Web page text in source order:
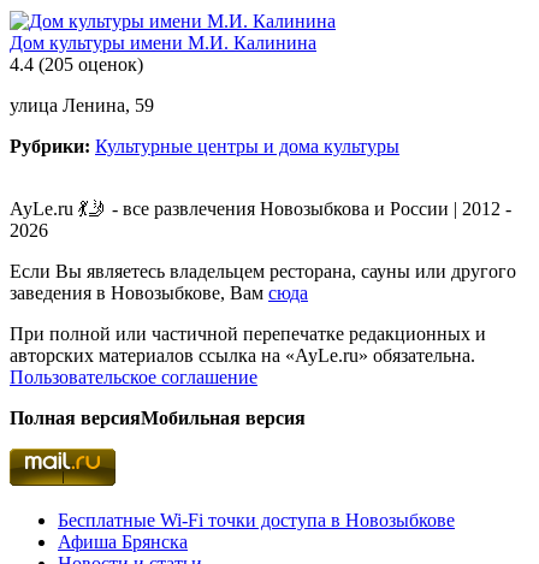
Дом культуры имени М.И. Калинина
4.4 (205 оценок)
улица Ленина, 59
Рубрики: Культурные центры и дома культуры
AyLe.ru 💃🤳 - все развлечения Новозыбкова и России | 2012 -
2026
Если Вы являетесь владельцем ресторана, сауны или другого
заведения в Новозыбкове, Вам сюда
При полной или частичной перепечатке редакционных и
авторских материалов ссылка на «AyLe.ru» обязательна.
Пользовательское соглашение
Полная версияМобильная версия
Бесплатные Wi-Fi точки доступа в Новозыбкове
Афиша Брянска